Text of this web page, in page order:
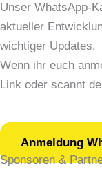
Unser WhatsApp-
aktueller
wichtiger Updates.
Wenn ihr euch
Link oder scannt
Anmeldung
Sponsoren &